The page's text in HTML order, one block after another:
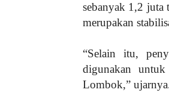
sebanyak 1,2 juta
merupakan
“Selain itu,
digunakan
Lombok,”